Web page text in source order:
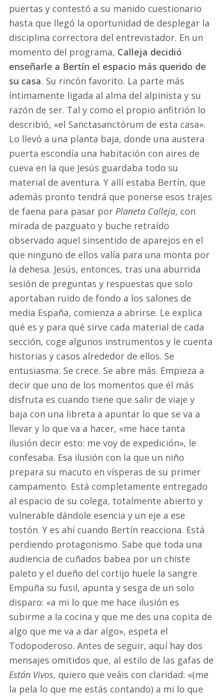
puertas y contestó a su manido cuestionario
hasta que llegó la oportunidad de desplegar la
disciplina correctora del entrevistador. En un
momento del programa, Calleja decidió
enseñarle a Bertín el espacio más querido de
su casa. Su rincón favorito. La parte más
íntimamente ligada al alma del alpinista y su
razón de ser. Tal y como el propio anfitrión lo
describió, «el Sanctasanctórum de esta casa».
Lo llevó a una planta baja, donde una austera
puerta escondía una habitación con aires de
cueva en la que Jesús guardaba todo su
material de aventura. Y allí estaba Bertín, que
además pronto tendrá que ponerse esos trajes
de faena para pasar por Planeta Calleja, con
mirada de pazguato y buche retraído
observado aquel sinsentido de aparejos en el
que ninguno de ellos valía para una monta por
la dehesa. Jesús, entonces, tras una aburrida
sesión de preguntas y respuestas que solo
aportaban ruido de fondo a los salones de
media España, comienza a abrirse. Le explica
qué es y para qué sirve cada material de cada
sección, coge algunos instrumentos y le cuenta
historias y casos alrededor de ellos. Se
entusiasma. Se crece. Se abre más. Empieza a
decir que uno de los momentos que él más
disfruta es cuando tiene que salir de viaje y
baja con una libreta a apuntar lo que se va a
llevar y lo que va a hacer, «me hace tanta
ilusión decir esto: me voy de expedición», le
confesaba. Esa ilusión con la que un niño
prepara su macuto en vísperas de su primer
campamento. Está completamente entregado
al espacio de su colega, totalmente abierto y
vulnerable dándole esencia y un eje a ese
tostón. Y es ahí cuando Bertín reacciona. Está
perdiendo protagonismo. Sabe que toda una
audiencia de cuñados babea por un chiste
paleto y el dueño del cortijo huele la sangre.
Empuña su fusil, apunta y sesga de un solo
disparo: «a mi lo que me hace ilusión es
subirme a la cocina y que me des una copita de
algo que me va a dar algo», espeta el
Todopoderoso. Antes de seguir, aquí hay dos
mensajes omitidos que, al estilo de las gafas de
Están Vivos, quiero que veáis con claridad: «(me
la pela lo que me estás contando) a mi lo que